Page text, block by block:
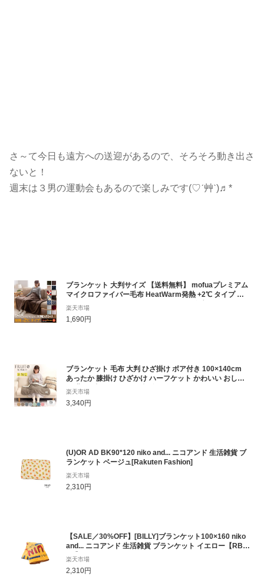
さ～て今日も遠方への送迎があるので、そろそろ動き出さ
ないと！
週末は３男の運動会もあるので楽しみです(♡ˊ艸ˋ)♬*
ブランケット 大判サイズ 【送料無料】 mofuaプレミアム
マイクロファイバー毛布 HeatWarm発熱 +2℃ タイプ ひ
ざかけ(ハーフ100×140cm) ハーフサイズブランケット
楽天市場
1,690円
ブランケット 毛布 大判 ひざ掛け ボア付き 100×140cm
あったか 膝掛け ひざかけ ハーフケット かわいい おしゃ
れ 北欧 暖かい チェック柄 冬 オフィス デスクワーク テレ
ワーク 冷房対策 冷え エアコン対策 全8色 BRG000339
楽天市場
3,340円
(U)OR AD BK90*120 niko and... ニコアンド 生活雑貨 ブ
ランケット ベージュ[Rakuten Fashion]
楽天市場
2,310円
【SALE／30%OFF】[BILLY]ブランケット100×160 niko
and... ニコアンド 生活雑貨 ブランケット イエロー【RBA
_E】[Rakuten Fashion]
楽天市場
2,310円